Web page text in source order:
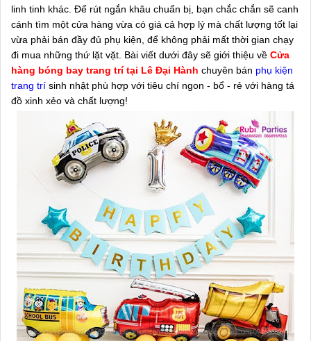
linh tinh khác. Để rút ngắn khâu chuẩn bị, bạn chắc chắn sẽ canh
cánh tìm một cửa hàng vừa có giá cả hợp lý mà chất lượng tốt lại
vừa phải bán đầy đủ phụ kiện, để không phải mất thời gian chạy
đi mua những thứ lặt vặt. Bài viết dưới đây sẽ giới thiệu về Cửa
hàng bóng bay trang trí tại Lê Đại Hành chuyên bán phụ kiện
trang trí sinh nhật phù hợp với tiêu chí ngon - bổ - rẻ với hàng tá
đồ xinh xẻo và chất lượng!